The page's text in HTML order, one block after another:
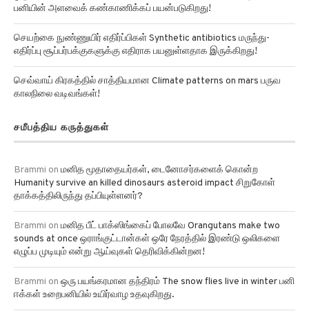
செயற்கை நுண்ணுயிர் எதிர்ப்பிகள் Synthetic antibiotics மருந்து-
எதிர்ப்பு சூப்பர்பக்குகளுக்கு எதிராக பயனுள்ளதாக இருக்கிறது!
செவ்வாய் கிரகத்தில் சாத்தியமான Climate patterns on mars பருவ
காலநிலை வடிவங்கள்!
Humanity survive an killed dinosaurs asteroid impact சிறுகோள்
தாக்கத்திலிருந்து தப்பியுள்ளனர்?
Brammionமனித பீட் பாக்ஸிங்கைப் போலவே Orangutans make two
sounds at once ஒராங்குட்டான்கள் ஒரே நேரத்தில் இரண்டு ஒலிகளை
எழுப்ப முடியும் என்று ஆய்வுகள் தெரிவிக்கின்றன!
Brammionஒரு பயங்கரமான தந்திரம் The snow flies live in winter பனி
ஈக்கள் உறைபனியில் உயிர்வாழ உதவுகிறது.